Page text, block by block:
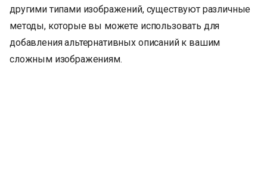
другими типами изображений, существуют различные
методы, которые вы можете использовать для
добавления альтернативных описаний к вашим
сложным изображениям.